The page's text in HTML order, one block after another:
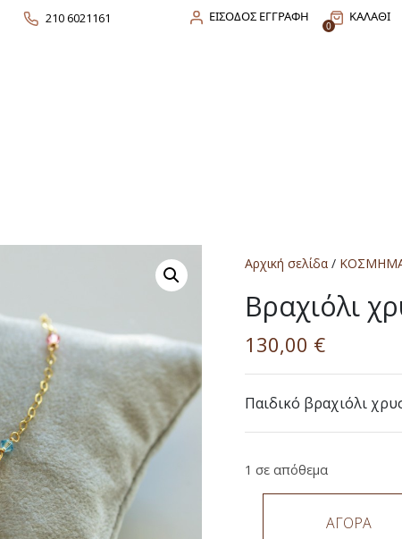
210 6021161 ΕΙΣΟΔΟΣ ΕΓΓΡΑΦΗ ΚΑΛΑΘΙ
0
Αρχική σελίδα /
Βραχιόλι
130,00 €
Παιδικό βραχιόλι
1 σε απόθεμα
ΑΓΟΡΑ